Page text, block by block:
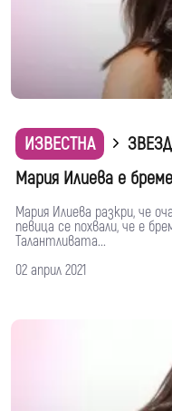
ИЗВЕСТНА
Мария Илиева е
Мария Илиева разкри, че
певица се похвали, че е
Талантливата...
02 април 2021